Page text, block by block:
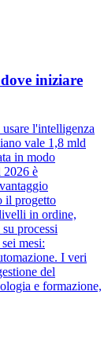
iniziare
l'intelligenza
vale 1,8 mld
in modo
2026 è
il progetto
in ordine,
processi
mesi:
I veri
del
e formazione,